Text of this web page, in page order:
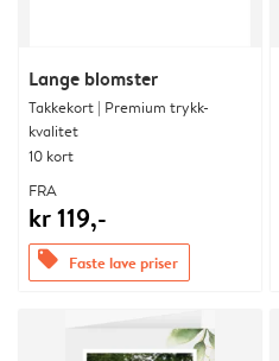
Lange blomster
Takkekort | Premium trykk-
kvalitet
10 kort
FRA
kr 119,-
offers Faste lave priser